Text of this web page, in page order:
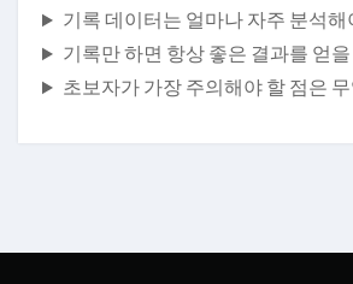
기록 데이터는 얼마나 자주 분석해
기록만 하면 항상 좋은 결과를 얻
초보자가 가장 주의해야 할 점은